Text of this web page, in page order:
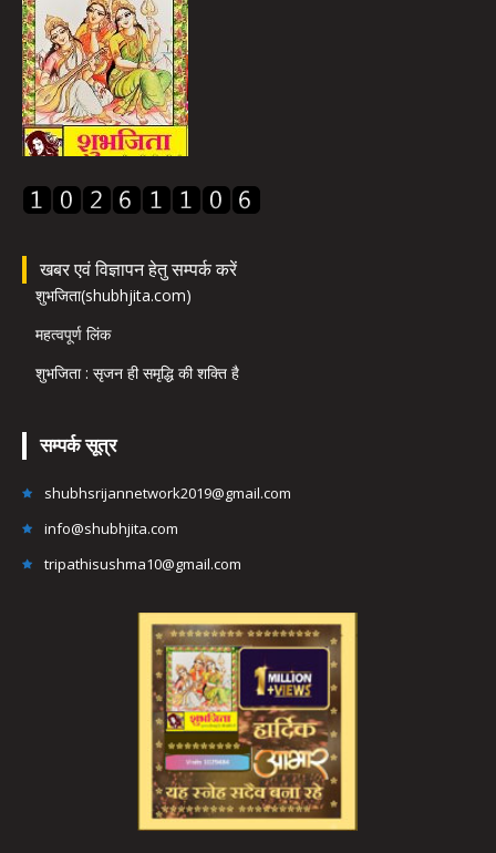
खबर एवं विज्ञापन हेतु सम्पर्क करें
शुभजिता(shubhjita.com)
महत्वपूर्ण लिंक
शुभजिता : सृजन ही समृद्धि की शक्ति है
सम्पर्क सूत्र
shubhsrijannetwork2019@gmail.com
info@shubhjita.com
tripathisushma10@gmail.com